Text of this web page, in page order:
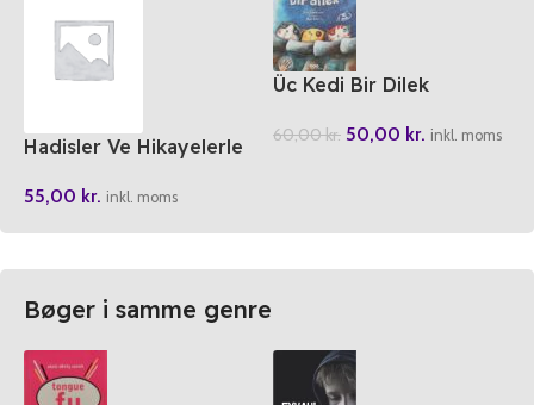
Hadisler Ve Hikayelerle
55,00 kr. inkl. moms
Üc Kedi Bir Dilek
60,00kr. 50,00 kr. inkl. moms
Bøger i samme genre